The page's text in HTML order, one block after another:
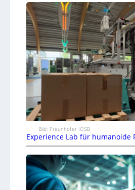
Bild: Fraunhofer IOSB
Experience Lab für humanoide